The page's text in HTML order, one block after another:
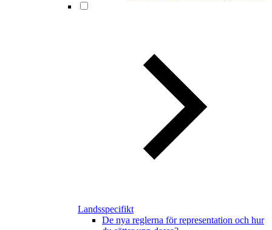
Landsspecifikt
De nya reglerna för representation och hur